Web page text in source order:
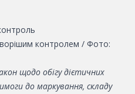
контролем / Фото:
щодо обігу дієтичних
до маркування, складу